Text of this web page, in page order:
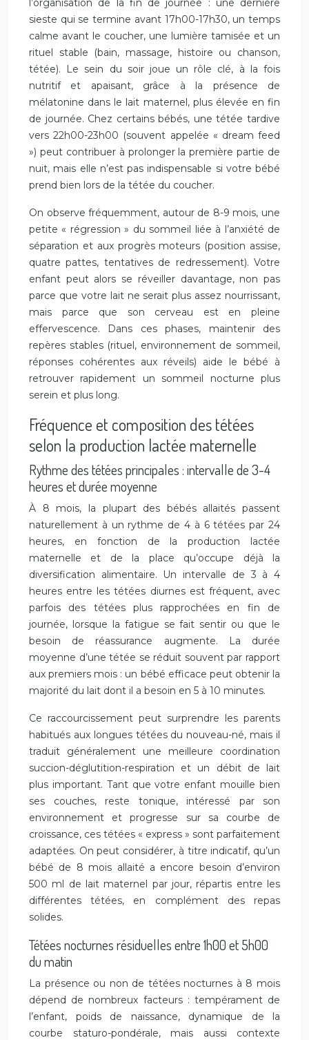
l’organisation de la fin de journée : une dernière
sieste qui se termine avant 17h00-17h30, un temps
calme avant le coucher, une lumière tamisée et un
rituel stable (bain, massage, histoire ou chanson,
tétée). Le sein du soir joue un rôle clé, à la fois
nutritif et apaisant, grâce à la présence de
mélatonine dans le lait maternel, plus élevée en fin
de journée. Chez certains bébés, une tétée tardive
vers 22h00-23h00 (souvent appelée « dream feed
») peut contribuer à prolonger la première partie de
nuit, mais elle n’est pas indispensable si votre bébé
prend bien lors de la tétée du coucher.
On observe fréquemment, autour de 8-9 mois, une
petite « régression » du sommeil liée à l’anxiété de
séparation et aux progrès moteurs (position assise,
quatre pattes, tentatives de redressement). Votre
enfant peut alors se réveiller davantage, non pas
parce que votre lait ne serait plus assez nourrissant,
mais parce que son cerveau est en pleine
effervescence. Dans ces phases, maintenir des
repères stables (rituel, environnement de sommeil,
réponses cohérentes aux réveils) aide le bébé à
retrouver rapidement un sommeil nocturne plus
serein et plus long.
Fréquence et composition des tétées
selon la production lactée maternelle
Rythme des tétées principales : intervalle de 3-4
heures et durée moyenne
À 8 mois, la plupart des bébés allaités passent
naturellement à un rythme de 4 à 6 tétées par 24
heures, en fonction de la production lactée
maternelle et de la place qu’occupe déjà la
diversification alimentaire. Un intervalle de 3 à 4
heures entre les tétées diurnes est fréquent, avec
parfois des tétées plus rapprochées en fin de
journée, lorsque la fatigue se fait sentir ou que le
besoin de réassurance augmente. La durée
moyenne d’une tétée se réduit souvent par rapport
aux premiers mois : un bébé efficace peut obtenir la
majorité du lait dont il a besoin en 5 à 10 minutes.
Ce raccourcissement peut surprendre les parents
habitués aux longues tétées du nouveau-né, mais il
traduit généralement une meilleure coordination
succion-déglutition-respiration et un débit de lait
plus important. Tant que votre enfant mouille bien
ses couches, reste tonique, intéressé par son
environnement et progresse sur sa courbe de
croissance, ces tétées « express » sont parfaitement
adaptées. On peut considérer, à titre indicatif, qu’un
bébé de 8 mois allaité a encore besoin d’environ
500 ml de lait maternel par jour, répartis entre les
différentes tétées, en complément des repas
solides.
Tétées nocturnes résiduelles entre 1h00 et 5h00
du matin
La présence ou non de tétées nocturnes à 8 mois
dépend de nombreux facteurs : tempérament de
l’enfant, poids de naissance, dynamique de la
courbe staturo-pondérale, mais aussi contexte